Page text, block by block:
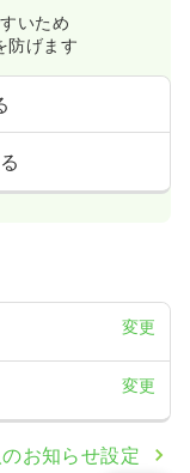
いため
防げます
変更
変更
お知らせ設定